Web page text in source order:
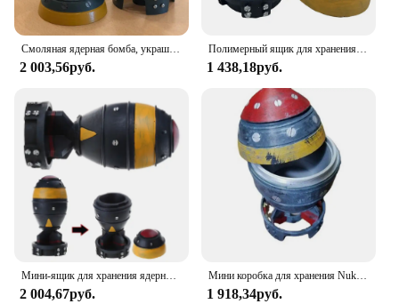
2 003,56руб.
Полимерный ящик для хранения Nuke Bomb, настольные украшения с ядерной бомбой, мини-ящик для хранения, Декор для дома, спальни, офиса, настольное украшение
1 438,18руб.
2 004,67руб.
Мини коробка для хранения Nuke Bomb, ретро Статуэтка из смолы, настольные художественные поделки, Декор для дома, спальни, офиса, настольное украшение, отличный подарок
1 918,34руб.